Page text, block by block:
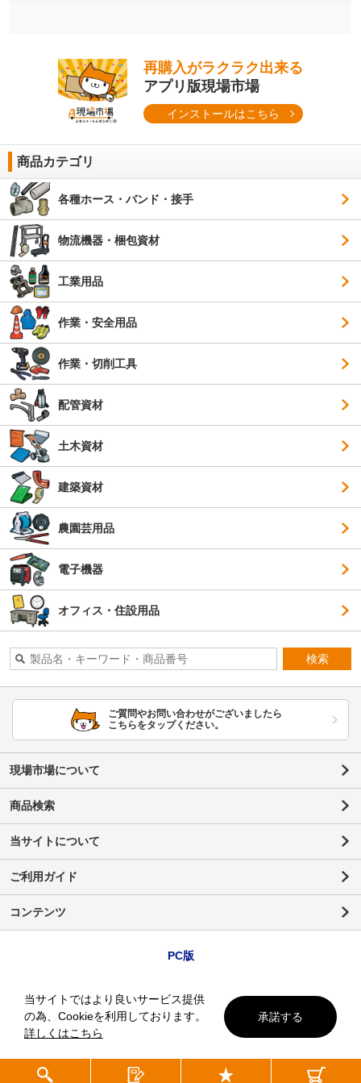
再購入がラクラク出来る
アプリ版現場市場
インストールはこちら
商品カテゴリ
各種ホース・バンド・接手
物流機器・梱包資材
工業用品
作業・安全用品
作業・切削工具
配管資材
土木資材
建築資材
農園芸用品
電子機器
オフィス・住設用品
検索
ご質問やお問い合わせがございましたら
こちらをタップください。
現場市場について
商品検索
当サイトについて
ご利用ガイド
コンテンツ
PC版
当サイトではより良いサービス提供
の為、Cookieを利用しております。
詳しくはこちら
承諾する